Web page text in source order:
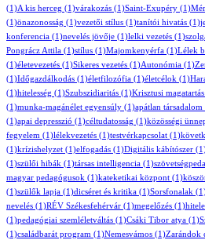
(1)A kis herceg (1)várakozás (1)Saint-Exupéry (1)
(1)önazonosság (1)vezetői stílus (1)tanítói hivatás (1)
konferencia (1)nevelés jövője (1)lelki vezetés (1)
Pongrácz Attila (1)stílus (1)Majomkenyérfa (1)Lélek
(1)életevezetés (1)Sikeres vezetés (1)Autonómia (1)
(1)Időgazdálkodás (1)életfilozófia (1)életcélok (1)
(1)hitelesség (1)Szubszidiaritás (1)Krisztusi magatartás
(1)munka-magánélet egyensúly (1)apátlan társadalom
(1)apai depresszió (1)céltudatosság (1)közösségi
fegyelem (1)lélekvezetés (1)testvérkapcsolat (1)
(1)krízishelyzet (1)elfogadás (1)Digitális kábítószer
(1)szülői hibák (1)társas intelligencia (1)
magyar pedagógusok (1)kateketikai központ (1)
(1)szülők lapja (1)dicséret és kritika (1)Sorsfonalak
nevelés (1)RÉV Székesfehérvár (1)megelőzés (1)
(1)pedagógiai szemléletváltás (1)Csáki Tibor atya (1)
(1)családbarát program (1)Nemesvámos (1)Zarándok